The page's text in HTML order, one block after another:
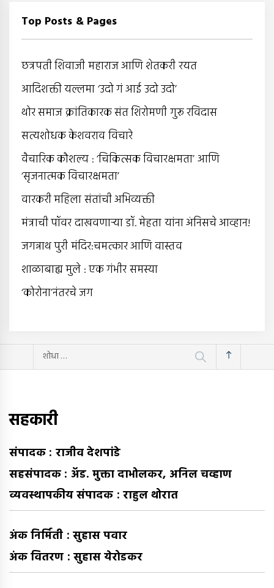
Top Posts & Pages
छत्रपती शिवाजी महाराज आणि शेतकरी रयत
आदिशक्ती यल्लमा ‘उदो गं आई उदो उदो’
थोर समाज क्रांतिकारक संत शिरोमणी गुरू रविदास
सत्यशोधक केशवराव विचारे
वैचारिक कौशल्य : ‘चिकित्सक विचारक्षमता’ आणि
‘सृजनात्मक विचारक्षमता’
वारकरी महिला संतांची अभिव्यक्ती
मंत्राची पॉवर दाखवणार्‍या डॉ. मेहता यांना अंनिसचे आव्हान!
जगन्नाथ पुरी मंदिर:चमत्कार आणि वास्तव
शाळाबाह्य मुले : एक गंभीर समस्या
‘कोरोना’नंतरचे जग
यांचा
शोध
सहकारी
संपादक : राजीव देशपांडे
सहसंपादक : अ‍ॅड. मुक्ता दाभोलकर, अनिल चव्हाण
व्यवस्थापकीय संपादक : राहुल थोरात
अंक निर्मिती : सुहास पवार
अंक वितरण : सुहास येरोडकर